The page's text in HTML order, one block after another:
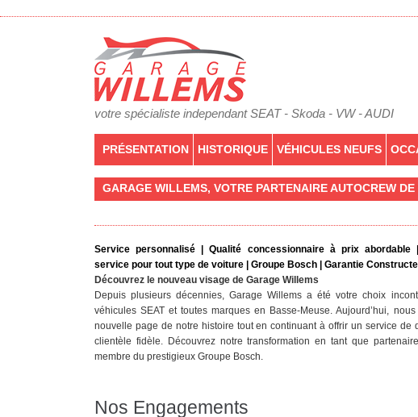
votre spécialiste independant SEAT - Skoda - VW - AUDI
PRÉSENTATION HISTORIQUE VÉHICULES NEUFS
GARAGE WILLEMS, VOTRE PARTENAIRE AUTOCREW
Service personnalisé | Qualité concessionnaire à prix abordable
service pour tout type de voiture | Groupe Bosch | Garantie
Découvrez le nouveau visage de Garage Willems
Depuis plusieurs décennies, Garage Willems a été votre choix
véhicules SEAT et toutes marques en Basse-Meuse. Aujourd’hui,
nouvelle page de notre histoire tout en continuant à offrir un service de
clientèle fidèle. Découvrez notre transformation en tant que
membre du prestigieux Groupe Bosch.
Nos Engagements